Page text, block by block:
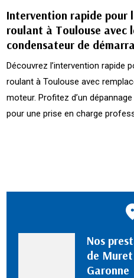
Intervention rapide pour
roulant à Toulouse avec
condensateur de
Découvrez l’intervention rapide
roulant à Toulouse avec
moteur. Profitez d’un
pour une prise en charge
Nos
de
Garonne